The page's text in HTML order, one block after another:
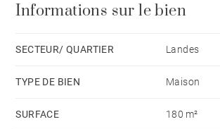
Informations sur le bien
SECTEUR/ QUARTIER Landes
TYPE DE BIEN Maison
SURFACE 180 m²